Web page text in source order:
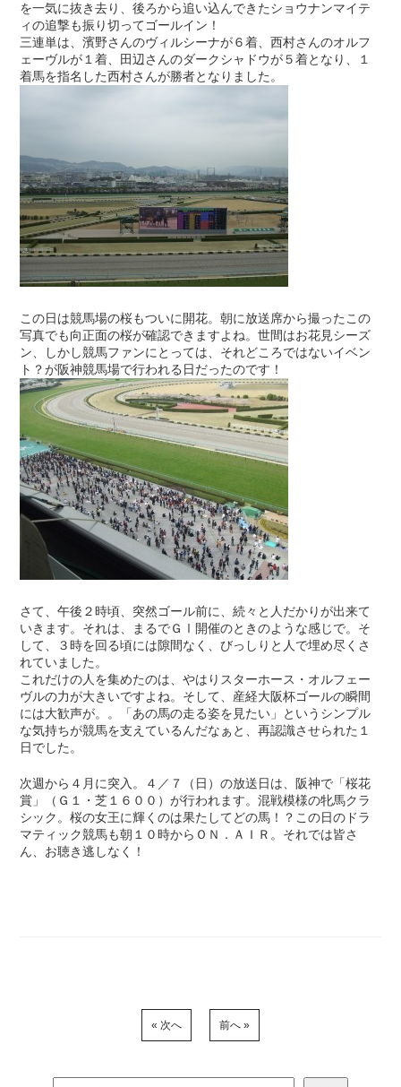
を一気に抜き去り、後ろから追い込んできたショウナンマイテ
ィの追撃も振り切ってゴールイン！
三連単は、濱野さんのヴィルシーナが６着、西村さんのオルフ
ェーヴルが１着、田辺さんのダークシャドウが５着となり、１
着馬を指名した西村さんが勝者となりました。
この日は競馬場の桜もついに開花。朝に放送席から撮ったこの
写真でも向正面の桜が確認できますよね。世間はお花見シーズ
ン、しかし競馬ファンにとっては、それどころではないイベン
ト？が阪神競馬場で行われる日だったのです！
さて、午後２時頃、突然ゴール前に、続々と人だかりが出来て
いきます。それは、まるでＧⅠ開催のときのような感じで。そ
して、３時を回る頃には隙間なく、びっしりと人で埋め尽くさ
れていました。
これだけの人を集めたのは、やはりスターホース・オルフェー
ヴルの力が大きいですよね。そして、産経大阪杯ゴールの瞬間
には大歓声が。。「あの馬の走る姿を見たい」というシンプル
な気持ちが競馬を支えているんだなぁと、再認識させられた１
日でした。
次週から４月に突入。４／７（日）の放送日は、阪神で「桜花
賞」（Ｇ１・芝１６００）が行われます。混戦模様の牝馬クラ
シック。桜の女王に輝くのは果たしてどの馬！？この日のドラ
マティック競馬も朝１０時からＯＮ．ＡＩＲ。それでは皆さ
ん、お聴き逃しなく！
« 次へ 前へ »